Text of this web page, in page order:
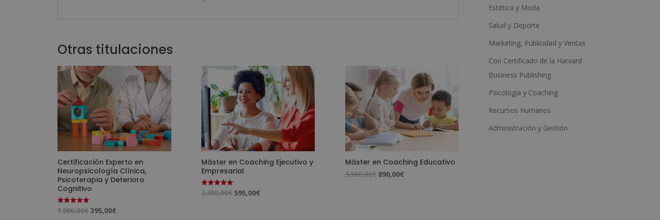
Otras titulaciones
Certificación Experto en
Neuropsicología Clínica,
Psicoterapia y Deterioro
Cognitivo
Valorado
con
1.580,00€ El
395,00€
Máster en Coaching Ejecutivo y
Empresarial
Valorado
con
2.380,00€ El
595,00€El
Máster en Coaching Educativo
3.560,00€ El
890,00€El
Estética y Moda
Salud y Deporte
Marketing, Publicidad y Ventas
Con Certificado de la Harvard
Business Publishing
Psicología y Coaching
Recursos Humanos
Administración y Gestión